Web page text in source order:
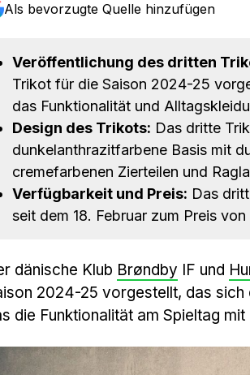
Als bevorzugte Quelle hinzufügen
Veröffentlichung des dritten
Trikot für die Saison 2024-25
das Funktionalität und
Design des Trikots: Das dritte
dunkelanthrazitfarbene Basis mit
cremefarbenen Zierteilen und
Verfügbarkeit und Preis: Das
seit dem 18. Februar zum Preis
dänische Klub Brøndby IF und
2024-25 vorgestellt, das sich
die Funktionalität am Spieltag